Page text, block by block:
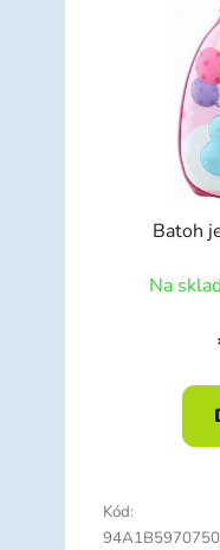
Batoh
Na
Kód: